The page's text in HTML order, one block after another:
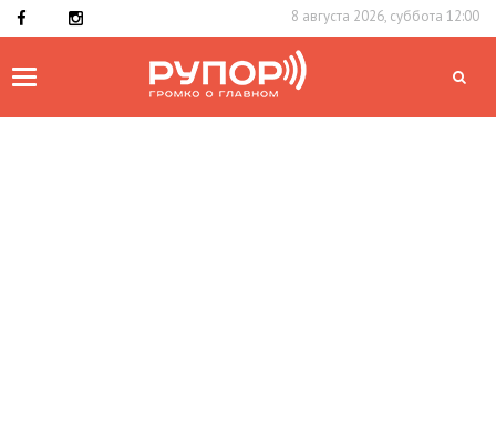
8 августа 2026, суббота 12:00
Toggle